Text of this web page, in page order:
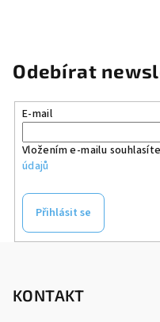
Odebírat
E-mail
Vložením e-mailu
údajů
Přihlásit se
KONTAKT